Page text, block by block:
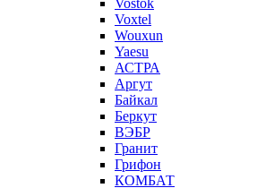
Vostok
Voxtel
Wouxun
Yaesu
АСТРА
Аргут
Байкал
Беркут
ВЭБР
Гранит
Грифон
КОМБАТ